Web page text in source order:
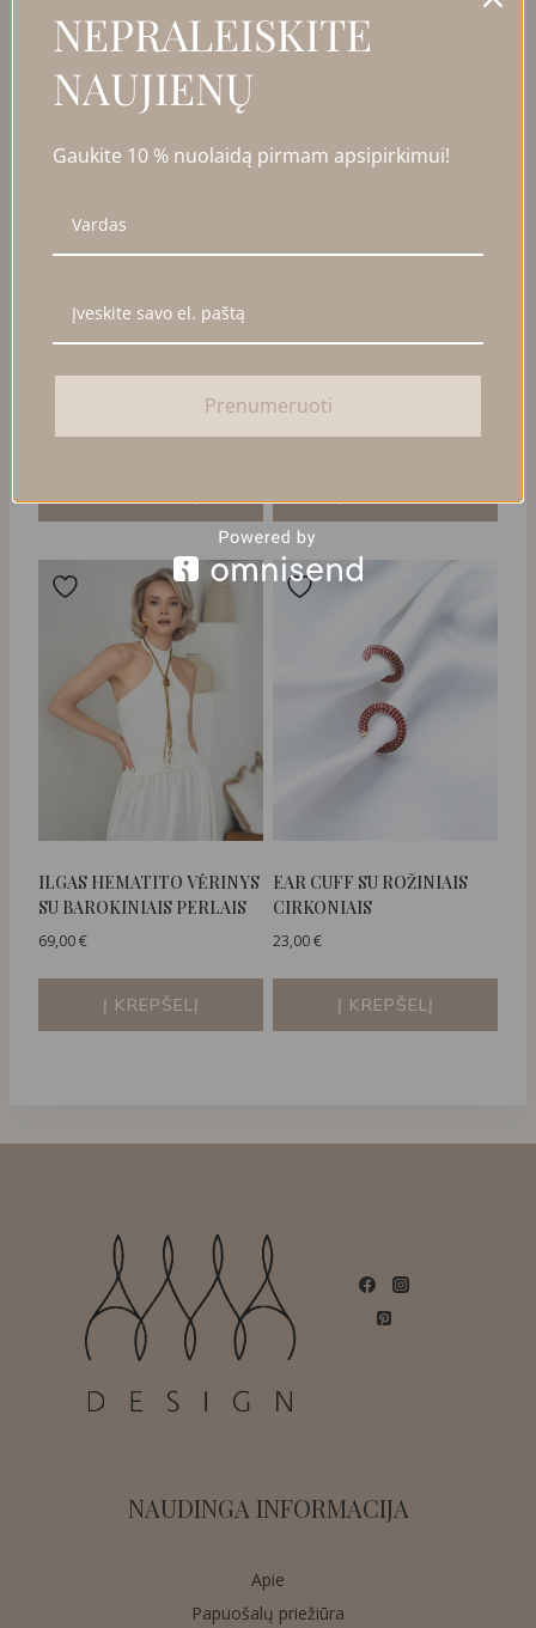
GRANDINĖLĖ SU
KRIAUKLĖS PAKABUKU
MASYVŪS ŠIRDELĖS
FORMOS AUSKARAI
ILGAS HEMATITO VĖRINYS
SU BAROKINIAIS PERLAIS
69,00€
Į KREPŠELĮ
EAR CUFF SU ROŽINIAIS
CIRKONIAIS
23,00€
Į KREPŠELĮ
NAUDINGA INFORMACIJA
Apie
Papuošalų priežiūra
NEPRALEISKITE
NAUJIENŲ
Gaukite 10 % nuolaidą pirmam apsipirkimui!
Prenumeruoti